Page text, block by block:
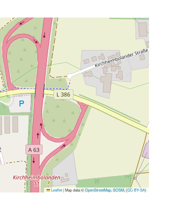
Leaflet|Map data ©OpenStreetMap SOSM , (CC-BY-SA)